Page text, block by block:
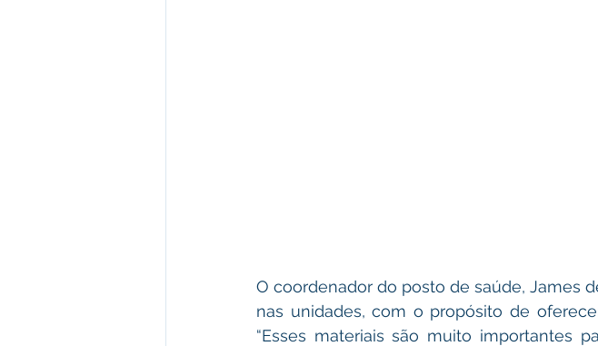
O coordenador do posto de saúde, James
nas unidades, com o propósito de
“Esses materiais são muito importantes